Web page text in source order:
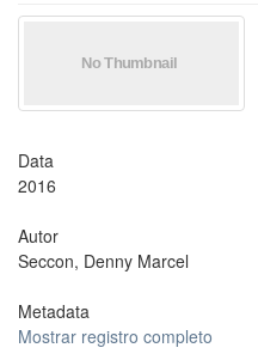
Data
2016
Autor
Seccon, Denny Marcel
Metadata
Mostrar registro completo